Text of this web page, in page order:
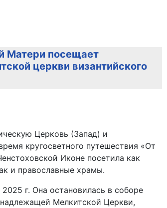
Матери посещает
церкви византийского
Церковь (Запад) и
кругосветного путешествия «От
Иконе посетила как
и православные храмы.
г. Она остановилась в соборе
Мелкитской Церкви,